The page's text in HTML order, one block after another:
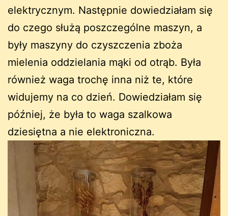
elektrycznym. Następnie dowiedziałam się
do czego służą poszczególne maszyn, a
były maszyny do czyszczenia zboża
mielenia oddzielania mąki od otrąb. Była
również waga trochę inna niż te, które
widujemy na co dzień. Dowiedziałam się
później, że była to waga szalkowa
dziesiętna a nie elektroniczna.